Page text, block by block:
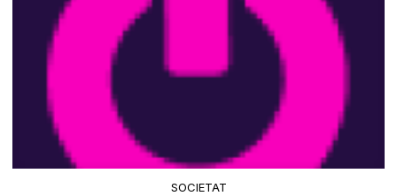
SOCIETAT